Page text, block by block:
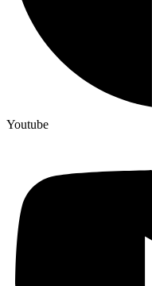
Youtube